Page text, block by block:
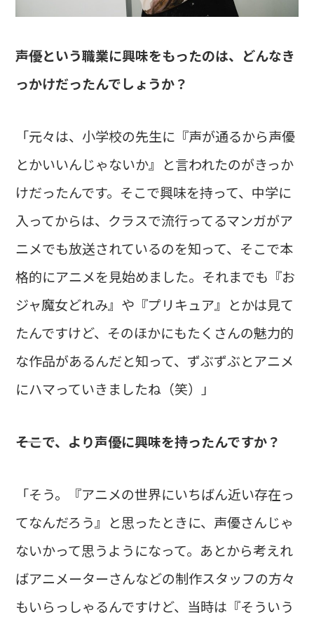
――声優という職業に興味をもったのは、どんなき
っかけだったんでしょうか？
「元々は、小学校の先生に『声が通るから声優
とかいいんじゃないか』と言われたのがきっか
けだったんです。そこで興味を持って、中学に
入ってからは、クラスで流行ってるマンガがア
ニメでも放送されているのを知って、そこで本
格的にアニメを見始めました。それまでも『お
ジャ魔女どれみ』や『プリキュア』とかは見て
たんですけど、そのほかにもたくさんの魅力的
な作品があるんだと知って、ずぶずぶとアニメ
にハマっていきましたね（笑）」
――そこで、より声優に興味を持ったんですか？
「そう。『アニメの世界にいちばん近い存在っ
てなんだろう』と思ったときに、声優さんじゃ
ないかって思うようになって。あとから考えれ
ばアニメーターさんなどの制作スタッフの方々
もいらっしゃるんですけど、当時は『そういう